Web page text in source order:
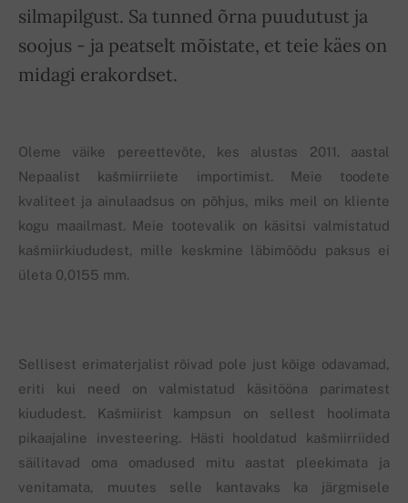
silmapilgust. Sa tunned õrna puudutust ja
soojus - ja peatselt mõistate, et teie käes on
midagi erakordset.
Oleme väike pereettevõte, kes alustas 2011. aastal
Nepaalist kašmiirriiete importimist. Meie toodete
kvaliteet ja ainulaadsus on põhjus, miks meil on kliente
kogu maailmast. Meie tootevalik on käsitsi valmistatud
kašmiirkiududest, mille keskmine läbimõõdu paksus ei
ületa 0,0155 mm.
Sellisest erimaterjalist rõivad pole just kõige odavamad,
eriti kui need on valmistatud käsitööna parimatest
kiududest. Kašmiirist kampsun on sellest hoolimata
pikaajaline investeering. Hästi hooldatud kašmiirriided
säilitavad oma omadused mitu aastat pleekimata ja
venitamata, muutes selle kantavaks ka järgmisele